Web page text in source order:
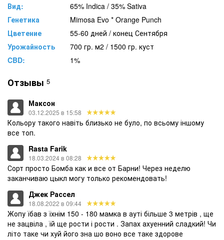
Вид:
65% Indica / 35% Sativa
Генетика
Mimosa Evo * Orange Punch
Цветение
55-60 дней / конец Сентября
Урожайность
700 гр. м2 / 1500 гр. куст
CBD:
1%
Отзывы 5
Максон
03.12.2025 в 15:58
Кольору такого навіть близько не було, по всьому іншому
все топ.
Rasta Farik
18.03.2024 в 08:28
Сорт просто Бомба как и все от Барни! Через неделю
заканчиваю цыкл могу только рекомендовать!
Джек Рассел
18.08.2022 в 09:44
Жопу їбав з їхнім 150 - 180 мамка в ауті більше 3 метрів , ще
не зацвіла , їй ще рости і рости . Запах ахуенний сладкий! Чи
літо таке чи хуй його зна шо воно все таке здорове